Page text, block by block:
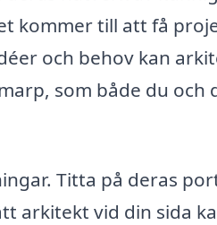
kommer till att få
och behov kan
som både du och
Titta på deras
arkitekt vid din sida